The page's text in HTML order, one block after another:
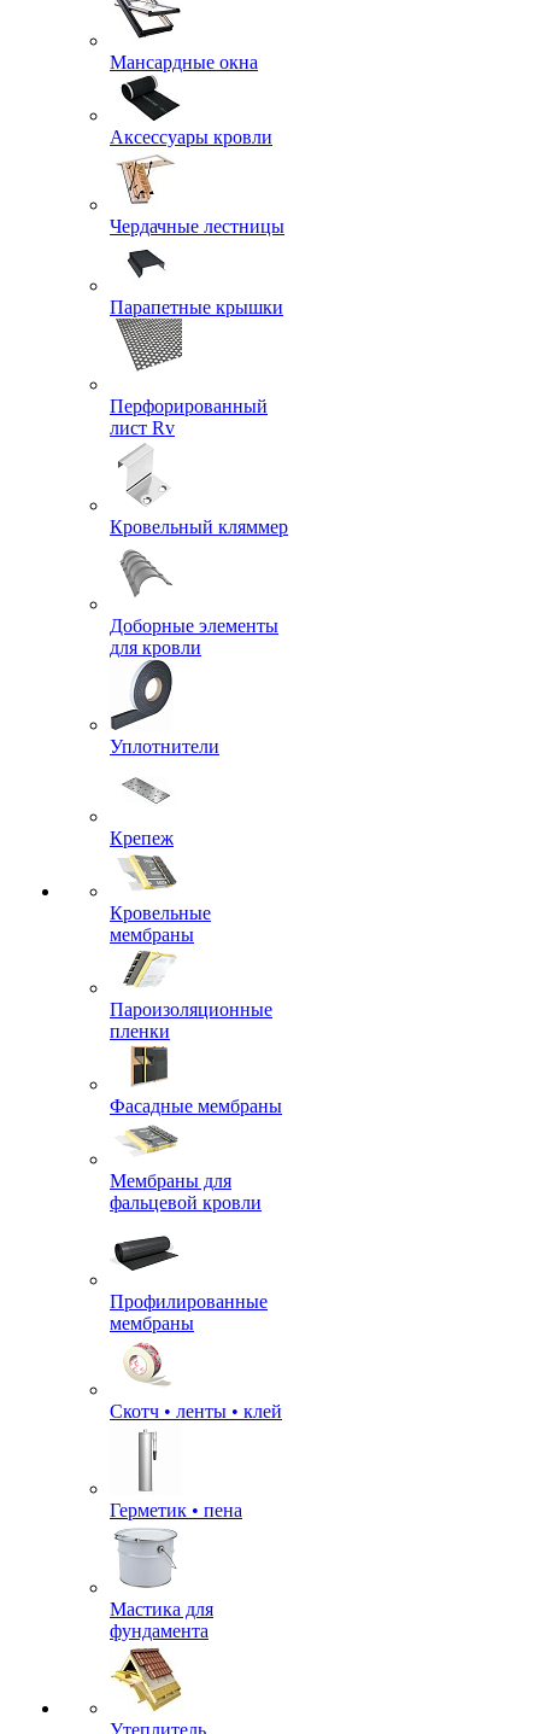
Мансардные окна
Аксессуары кровли
Чердачные лестницы
Парапетные крышки
Перфорированный
лист Rv
Кровельный кляммер
Доборные элементы
для кровли
Уплотнители
Крепеж
Кровельные
мембраны
Пароизоляционные
пленки
Фасадные мембраны
Мембраны для
фальцевой кровли
Профилированные
мембраны
Скотч • ленты • клей
Герметик • пена
Мастика для
фундамента
Утеплитель